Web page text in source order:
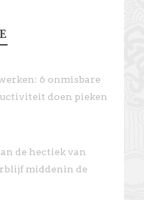
6 onmisbare
doen pieken
de hectiek van
middenin de